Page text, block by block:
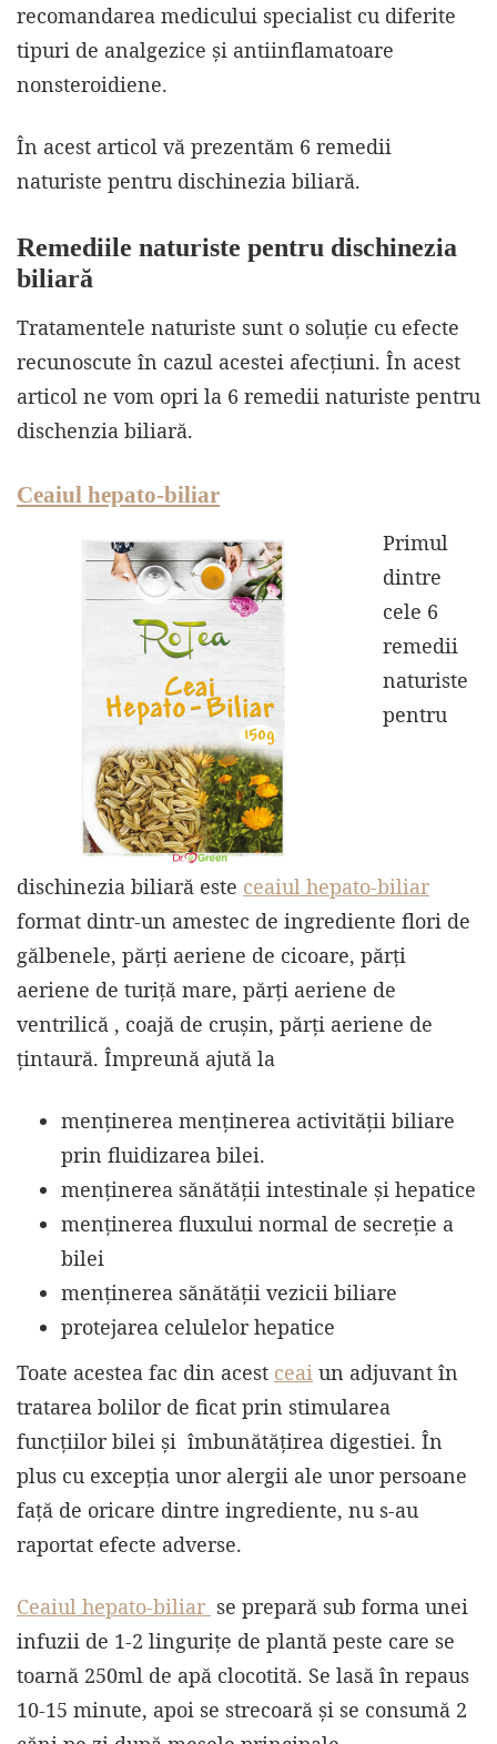
recomandarea medicului specialist cu diferite
tipuri de analgezice și antiinflamatoare
nonsteroidiene.
În acest articol vă prezentăm 6 remedii
naturiste pentru dischinezia biliară.
Remediile naturiste pentru dischinezia
biliară
Tratamentele naturiste sunt o soluție cu efecte
recunoscute în cazul acestei afecțiuni. În acest
articol ne vom opri la 6 remedii naturiste pentru
dischenzia biliară.
Ceaiul hepato-biliar
Primul
dintre
cele 6
remedii
naturiste
pentru
dischinezia biliară este ceaiul hepato-biliar
format dintr-un amestec de ingrediente flori de
gălbenele, părți aeriene de cicoare, părți
aeriene de turiță mare, părți aeriene de
ventrilică , coajă de crușin, părți aeriene de
țintaură. Împreună ajută la
menținerea menținerea activității biliare
prin fluidizarea bilei.
menținerea sănătății intestinale și hepatice
menținerea fluxului normal de secreție a
bilei
menținerea sănătății vezicii biliare
protejarea celulelor hepatice
Toate acestea fac din acest ceai un adjuvant în
tratarea bolilor de ficat prin stimularea
funcțiilor bilei și îmbunătățirea digestiei. În
plus cu excepția unor alergii ale unor persoane
față de oricare dintre ingrediente, nu s-au
raportat efecte adverse.
Ceaiul hepato-biliar se prepară sub forma unei
infuzii de 1-2 lingurițe de plantă peste care se
toarnă 250ml de apă clocotită. Se lasă în repaus
10-15 minute, apoi se strecoară și se consumă 2